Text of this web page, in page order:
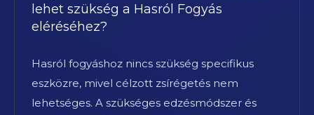
lehet szükség a Hasról Fogyás
eléréséhez?
Hasról fogyáshoz nincs szükség specifikus
eszközre, mivel célzott zsírégetés nem
lehetséges. A szükséges edzésmódszer és